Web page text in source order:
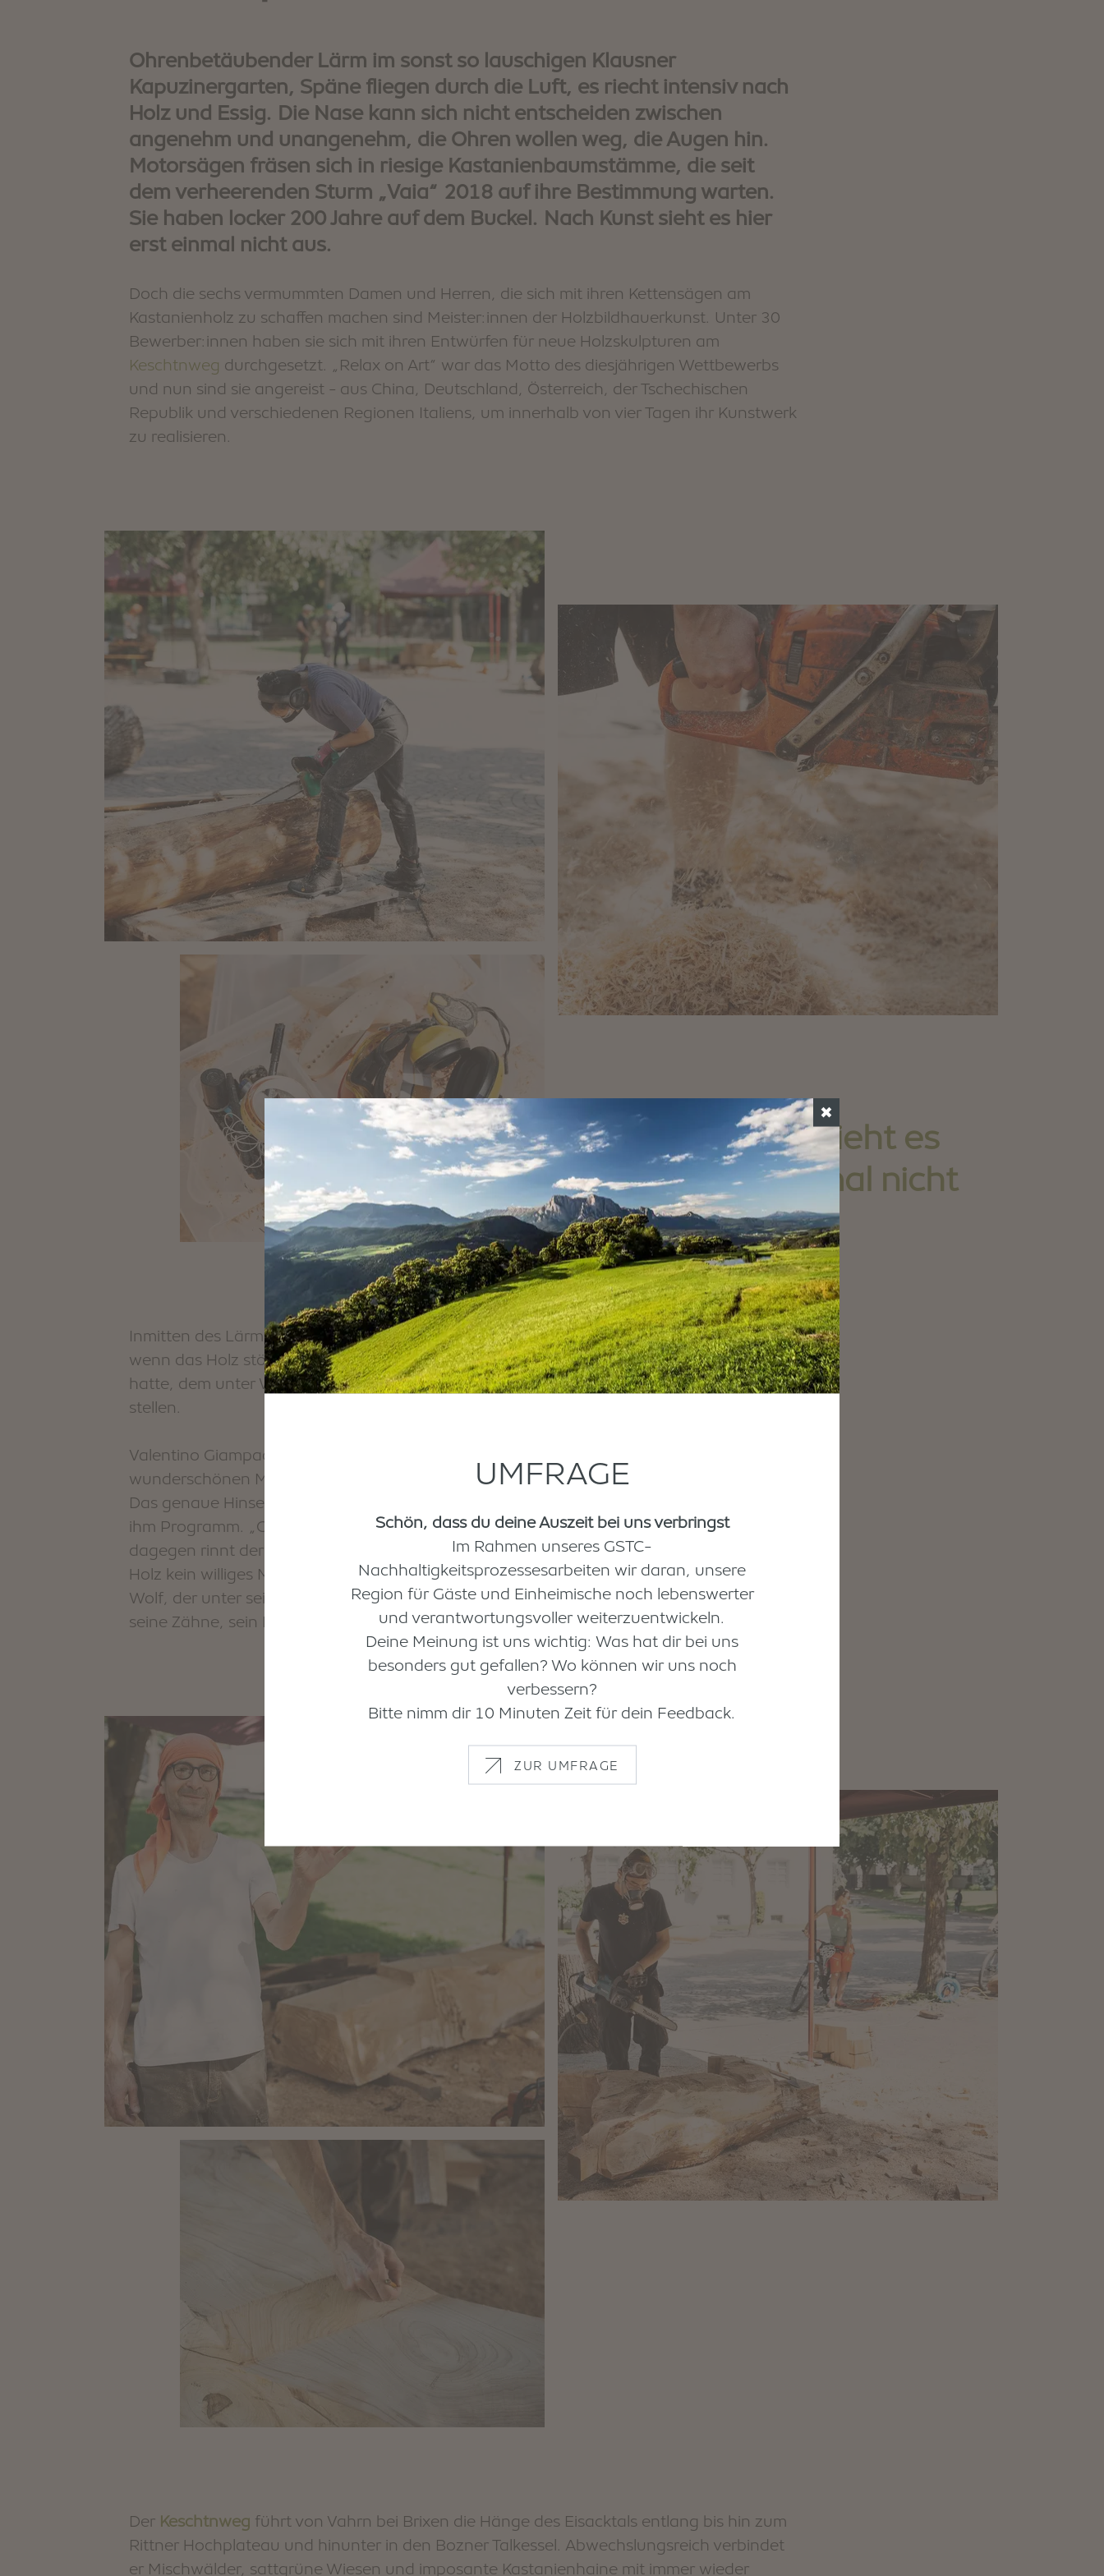
✖
UMFRAGE
Schön, dass du deine Auszeit bei uns verbringst
Im Rahmen unseres GSTC-
Nachhaltigkeitsprozessesarbeiten wir daran, unsere
Region für Gäste und Einheimische noch lebenswerter
und verantwortungsvoller weiterzuentwickeln.
Deine Meinung ist uns wichtig: Was hat dir bei uns
besonders gut gefallen? Wo können wir uns noch
verbessern?
Bitte nimm dir 10 Minuten Zeit für dein Feedback.
ZUR UMFRAGE
BARBIAN
Restaurants und
Buschenschänke
Sommer
Stories
Urlaubspakete
Unterkunft suchen
Ohrenbetäubender Lärm im sonst so lauschigen Klausner
Kapuzinergarten, Späne fliegen durch die Luft, es riecht intensiv nach
Holz und Essig. Die Nase kann sich nicht entscheiden zwischen
angenehm und unangenehm, die Ohren wollen weg, die Augen hin.
Motorsägen fräsen sich in riesige Kastanienbaumstämme, die seit
dem verheerenden Sturm „Vaia“ 2018 auf ihre Bestimmung warten.
Sie haben locker 200 Jahre auf dem Buckel. Nach Kunst sieht es hier
erst einmal nicht aus.
Doch die sechs vermummten Damen und Herren, die sich mit ihren Kettensägen am
Kastanienholz zu schaffen machen sind Meister:innen der Holzbildhauerkunst. Unter 30
Bewerber:innen haben sie sich mit ihren Entwürfen für neue Holzskulpturen am
Keschtnweg durchgesetzt. „Relax on Art“ war das Motto des diesjährigen Wettbewerbs
und nun sind sie angereist - aus China, Deutschland, Österreich, der Tschechischen
Republik und verschiedenen Regionen Italiens, um innerhalb von vier Tagen ihr Kunstwerk
zu realisieren.
Nach Kunst sieht es
hier erst einmal nicht
aus.
Inmitten des Lärms wuselt Simon Rauter, die gute Seele des Projektes. Er packt mit an,
wenn das Holz störrisch ist und sorgt für gute Laune. Simon war es, der 2016 die Idee
hatte, dem unter Wanderern immer beliebteren Kastanienweg etwas Kunst in den Weg zu
stellen.
Valentino Giampaoli aus den Marken streichelt über seinen Holzklotz, der ihm mit einer
wunderschönen Maserung in Form eines riesigen Auges ein echtes Geschenk bereitet hat.
Das genaue Hinsehen um die natürliche Geometrie eines Objektes zu entdecken, ist bei
ihm Programm. „Galileo Galilei hat das schon vor 450 Jahren so gemacht.“ Youyu Ren
dagegen rinnt der Schweiß aus allen Poren. Kraftvoll schwingt er seine Axt. Für ihn ist
Holz kein williges Material, es gibt seine Geheimnisse nicht so leicht preis. Genauso wie der
Wolf, der unter seinen geschickten Händen immer mehr Gestalt annimmt – er fletscht
seine Zähne, sein Fell ist wild und zottelig.
Der Keschtnweg führt von Vahrn bei Brixen die Hänge des Eisacktals entlang bis hin zum
Rittner Hochplateau und hinunter in den Bozner Talkessel. Abwechslungsreich verbindet
er Mischwälder, sattgrüne Wiesen und imposante Kastanienhaine mit immer wieder